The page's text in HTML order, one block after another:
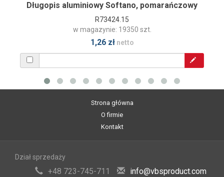
Długopis aluminiowy Softano, pomarańczowy
R73424.15
w magazynie: 19350 szt.
1,26 złnetto
Strona główna
O firmie
Kontakt
Dział sprzedaży
+48 723-745-711 info@vbsproduct.com